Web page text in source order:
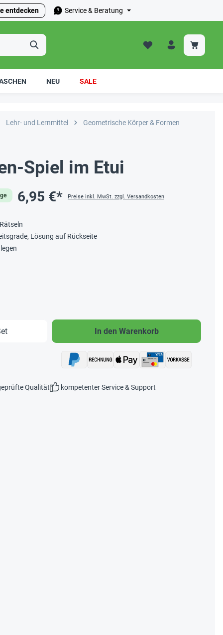
entdecken Service & Beratung
NEU SALE
Lehr- und Lernmittel Geometrische Körper & Formen
Spiel im Etui
6,95 €* Preise inkl. MwSt. zzgl. Versandkosten
Lösung auf Rückseite
den gewünschten Wert ein oder
In den Warenkorb
Qualität kompetenter Service & Support